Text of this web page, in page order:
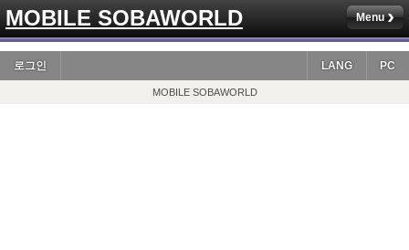
MOBILE SOBAWORLD Menu
로그인 PC
LANG
MOBILE SOBAWORLD